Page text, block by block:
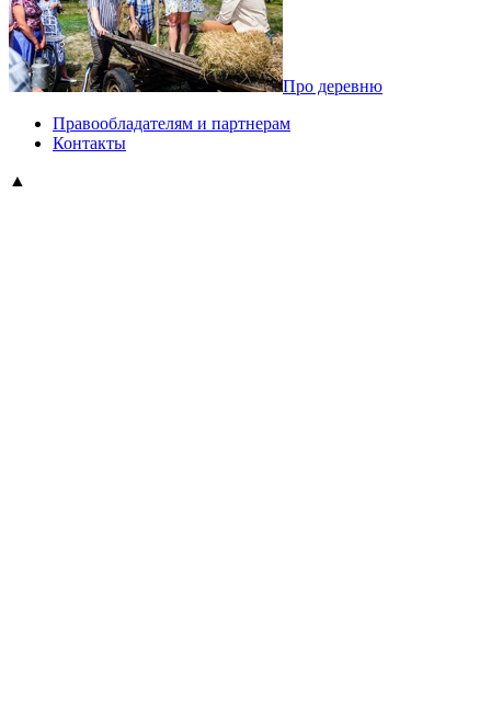
Про деревню
Правообладателям и партнерам
Контакты
▲